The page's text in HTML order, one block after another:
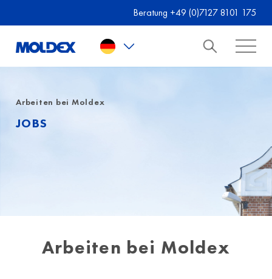
Beratung +49 (0)7127 8101 175
Arbeiten bei Moldex
JOBS
Arbeiten bei Moldex